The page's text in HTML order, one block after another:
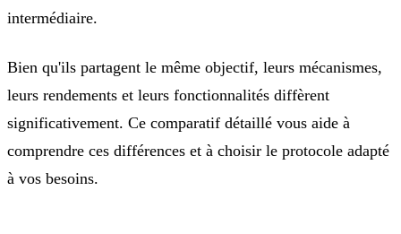
intermédiaire.
Bien qu'ils partagent le même objectif, leurs mécanismes,
leurs rendements et leurs fonctionnalités diffèrent
significativement. Ce comparatif détaillé vous aide à
comprendre ces différences et à choisir le protocole adapté
à vos besoins.